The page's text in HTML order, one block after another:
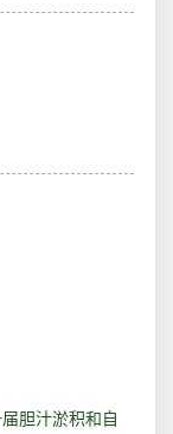
胆汁淤积和自